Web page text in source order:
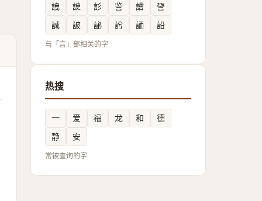
䛖 䛕 䚲 䛓 譮
䛒
誠
詖 䛑 䚷 䛔 䛇
与「言」部相关的字
热搜
一 爱 福 龙 和
德
静
安
常被查询的字